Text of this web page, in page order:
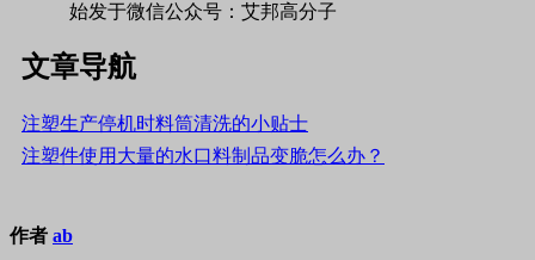
始发于微信公众号：艾邦高分子
文章导航
注塑生产停机时料筒清洗的小贴士
注塑件使用大量的水口料制品变脆怎么办？
作者 ab